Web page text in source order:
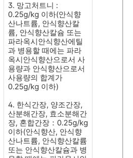
3. 망고처트니 :
0.25g/kg 이하(안식향
산나트륨, 안식향산칼
륨, 안식향산칼슘 또는
파라옥시안식향산에틸
과 병용할 때에는 파라
옥시안식향산으로서 사
용량과 안식향산으로서
사용량의 합계가
0.25g/kg 이하)
4. 한식간장, 양조간장,
산분해간장, 효소분해간
장, 혼합간장： 0.25g/kg
이하(안식향산, 안식향
산나트륨, 안식향산칼륨
또는 안식향산칼슘과 병